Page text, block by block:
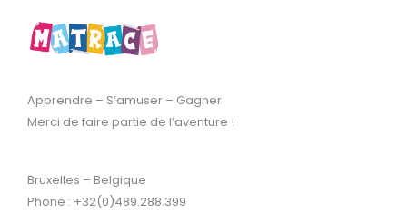
Apprendre – S’amuser – Gagner
Merci de faire partie de l’aventure !
Bruxelles – Belgique
Phone : +32(0)489.288.399